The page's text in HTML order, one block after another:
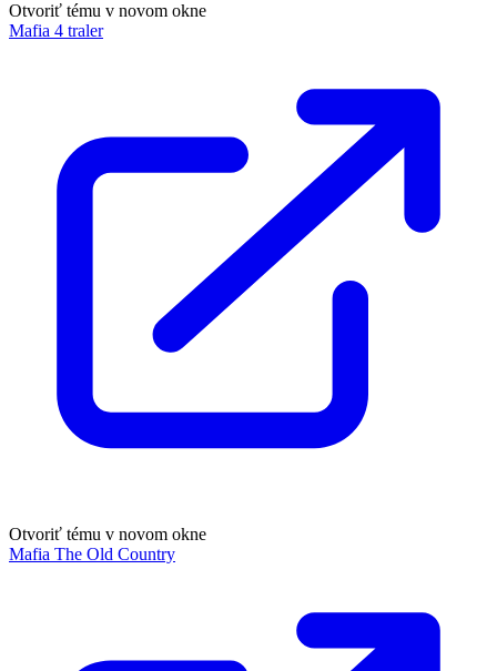
Otvoriť tému v novom okne
Mafia 4 traler
Otvoriť tému v novom okne
Mafia The Old Country